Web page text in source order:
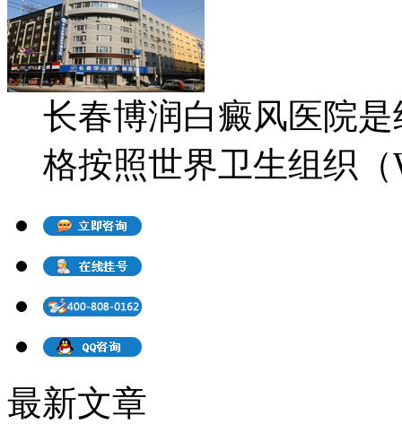
长春博润白癜风医院
格按照世界卫生组织（
最新文章